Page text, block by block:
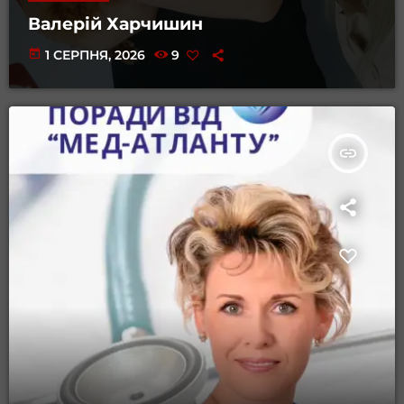
Валерій Харчишин
today 1 СЕРПНЯ, 2026 9
insert_link